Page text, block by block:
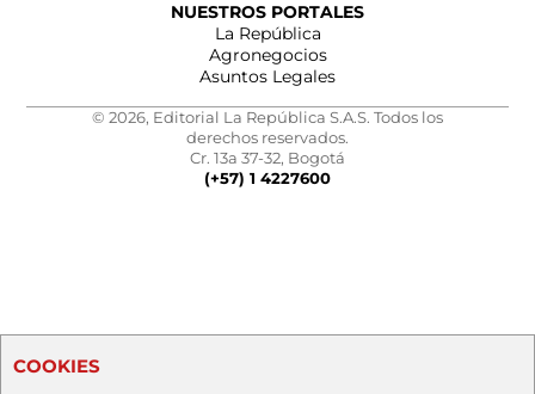
NUESTROS PORTALES
La República
Agronegocios
Asuntos Legales
© 2026, Editorial La República S.A.S. Todos los
derechos reservados.
Cr. 13a 37-32, Bogotá
(+57) 1 4227600
COOKIES